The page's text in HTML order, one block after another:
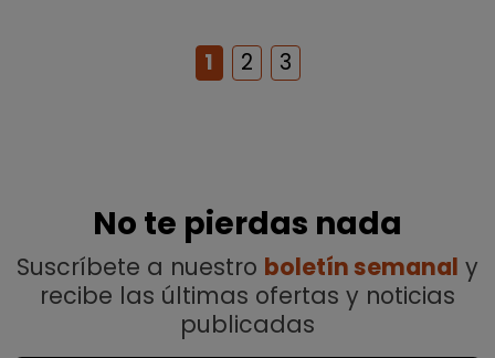
1 2 3
No te pierdas nada
Suscríbete a nuestro boletín semanal y
recibe las últimas ofertas y noticias
publicadas